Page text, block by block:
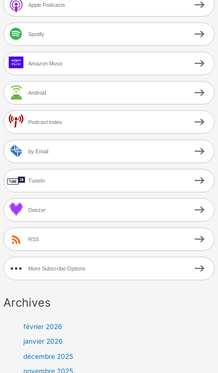
Apple Podcasts
Spotify
Amazon Music
Android
Podcast Index
by Email
TuneIn
Deezer
RSS
More Subscribe Options
Archives
février 2026
janvier 2026
décembre 2025
novembre 2025